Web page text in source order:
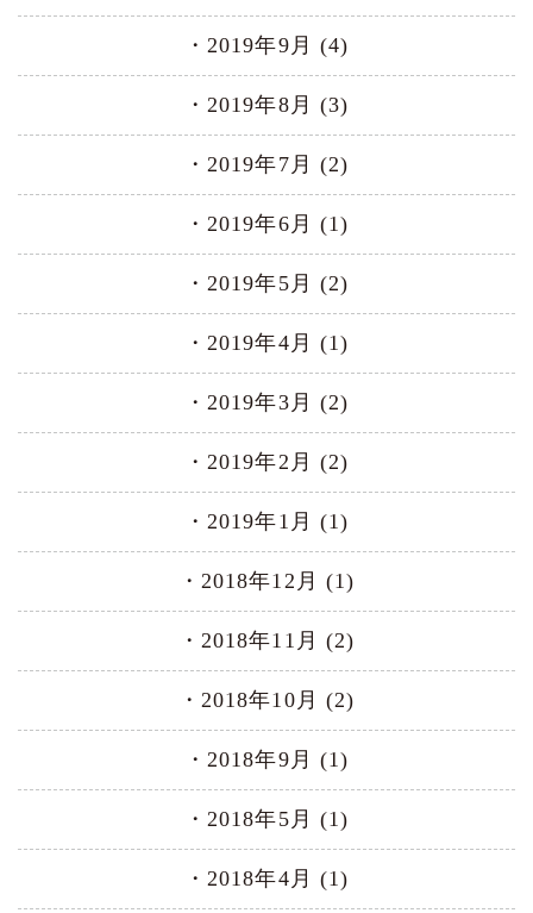
2019年9月 (4)
2019年8月 (3)
2019年7月 (2)
2019年6月 (1)
2019年5月 (2)
2019年4月 (1)
2019年3月 (2)
2019年2月 (2)
2019年1月 (1)
2018年12月 (1)
2018年11月 (2)
2018年10月 (2)
2018年9月 (1)
2018年5月 (1)
2018年4月 (1)